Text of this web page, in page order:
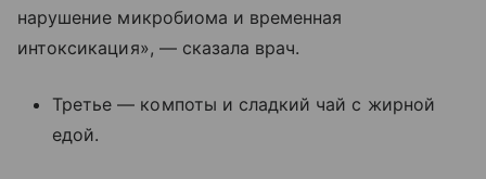
нарушение микробиома и временная
интоксикация», — сказала врач.
Третье — компоты и сладкий чай с жирной
едой.